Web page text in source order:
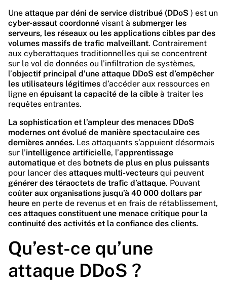
Une attaque par déni de service distribué (DDoS ) est un
cyber-assaut coordonné visant à submerger les
serveurs, les réseaux ou les applications cibles par des
volumes massifs de trafic malveillant. Contrairement
aux cyberattaques traditionnelles qui se concentrent
sur le vol de données ou l’infiltration de systèmes,
l’objectif principal d’une attaque DDoS est d’empêcher
les utilisateurs légitimes d’accéder aux ressources en
ligne en épuisant la capacité de la cible à traiter les
requêtes entrantes.
La sophistication et l’ampleur des menaces DDoS
modernes ont évolué de manière spectaculaire ces
dernières années. Les attaquants s’appuient désormais
sur l’intelligence artificielle, l’apprentissage
automatique et des botnets de plus en plus puissants
pour lancer des attaques multi-vecteurs qui peuvent
générer des téraoctets de trafic d’attaque. Pouvant
coûter aux organisations jusqu’à 40 000 dollars par
heure en perte de revenus et en frais de rétablissement,
ces attaques constituent une menace critique pour la
continuité des activités et la confiance des clients.
Qu’est-ce qu’une
attaque DDoS ?